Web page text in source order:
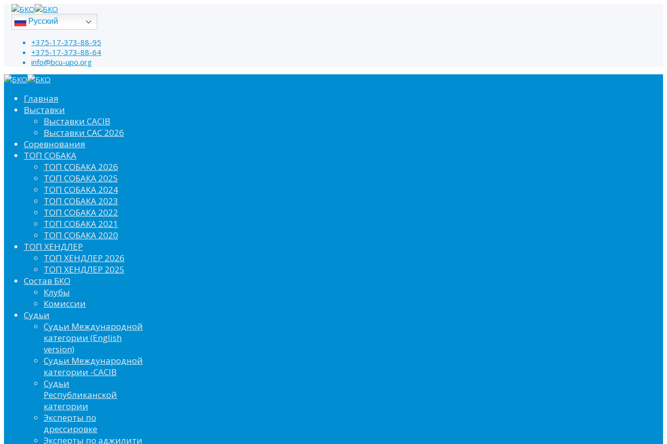
Русский
+375-17-373-88-95
+375-17-373-88-64
info@bcu-upo.org
Главная
Выставки
Выставки CACIB
Выставки САС 2026
Соревнования
ТОП СОБАКА
ТОП СОБАКА 2026
ТОП СОБАКА 2025
ТОП СОБАКА 2024
ТОП СОБАКА 2023
ТОП СОБАКА 2022
ТОП СОБАКА 2021
ТОП СОБАКА 2020
ТОП ХЕНДЛЕР
ТОП ХЕНДЛЕР 2026
ТОП ХЕНДЛЕР 2025
Состав БКО
Клубы
Комиссии
Судьи
Судьи Международной
категории (English
version)
Судьи Международной
категории -CACIB
Судьи
Республиканской
категории
Эксперты по
дрессировке
Эксперты по аджилити